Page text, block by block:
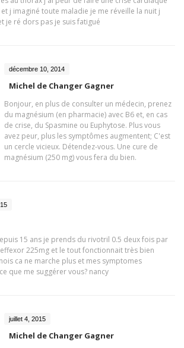
j imaginé toute maladie je me réveille la nuit j
je ré dors pas je suis fatigué
décembre 10, 2014
Michel de Changer Gagner
Bonjour, en plus de consulter un médecin, prenez
du magnésium (en pharmacie) avec B6 et, en cas
de crise, du Spasmine ou Euphytose. Plus vous
avez peur, plus les symptômes augmentent; C'est
un cercle vicieux. Détendez-vous. Une cure de
magnésium (250 mg) vous fera du bien.
15 ans je prends du rivotril 0.5 deux fois par
225mg et le tout fonctionnait très bien
ca ne marche plus et mes symptomes
que me suggérer vous? nancy
juillet 4, 2015
Michel de Changer Gagner